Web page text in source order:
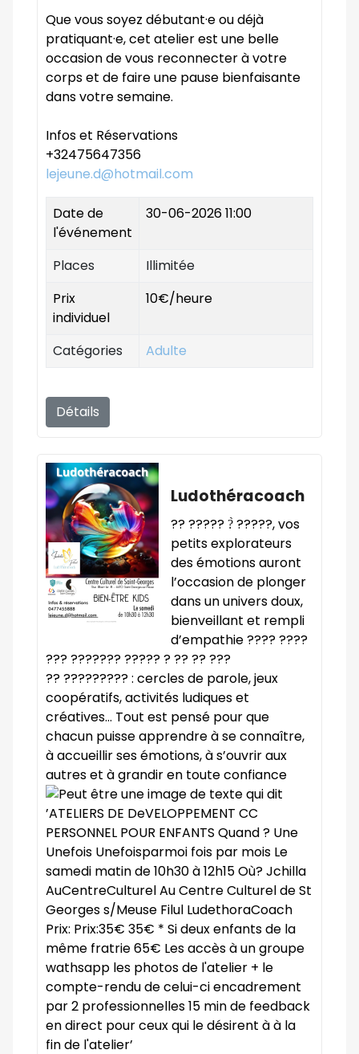
Que vous soyez débutant·e ou déjà
pratiquant·e, cet atelier est une belle
occasion de vous reconnecter à votre
corps et de faire une pause bienfaisante
dans votre semaine.
Infos et Réservations
+32475647356
lejeune.d@hotmail.com
Date de
l'événement
30-06-2026 11:00
Places
Illimitée
Prix
individuel
10€/heure
Catégories Adulte
Détails
Ludothéracoach
?? ????? ?̀ ?????, vos
petits explorateurs
des émotions auront
l’occasion de plonger
dans un univers doux,
bienveillant et rempli
d’empathie ???? ????
??? ??????? ????? ? ?? ?? ???
?? ????????? : cercles de parole, jeux
coopératifs, activités ludiques et
créatives… Tout est pensé pour que
chacun puisse apprendre à se connaître,
à accueillir ses émotions, à s’ouvrir aux
autres et à grandir en toute confiance